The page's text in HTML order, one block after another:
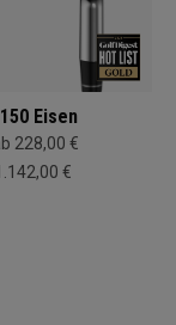
Eisen
228,00 €
€